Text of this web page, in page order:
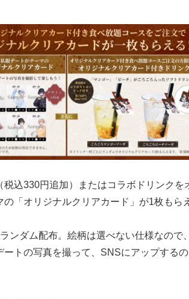
税込330円追加）またはコラボドリンクを
「オリジナルクリアカード」が1枚もら
ンダム配布。絵柄は選べない仕様なので
トの写真を撮って、SNSにアップするの